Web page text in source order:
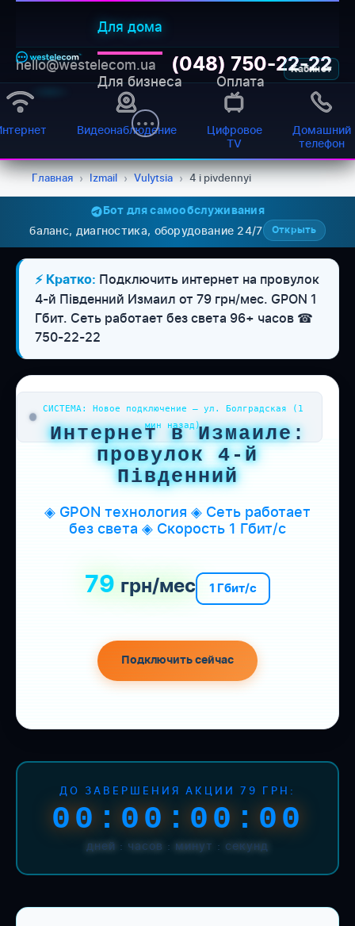
Для дома
Для бизнеса Оплата
Кабинет
hello@westelecom.ua (048) 750-22-22
Видеонаблюдение
Цифровое
TV
Домашний
телефон
Главная › Izmail › Vulytsia › 4 i pivdennyi
Бот для самообслуживания
баланс, диагностика, оборудование 24/7 Открыть
⚡ Кратко: Подключить интернет на провулок
4-й Південний Измаил от 79 грн/мес. GPON 1
Гбит. Сеть работает без света 96+ часов ☎
750-22-22
СИСТЕМА: Новое подключение — ул. Болградская (1
мин назад)
Интернет в Измаиле:
провулок 4-й
Південний
◈ GPON технология ◈ Сеть работает
без света ◈ Скорость 1 Гбит/с
79 грн/мес 1 Гбит/с
Подключить сейчас
ДО ЗАВЕРШЕНИЯ АКЦИИ 79 ГРН:
00:00:00:00
дней : часов : минут : секунд
WESTELECOM
Онлайн-підтримка